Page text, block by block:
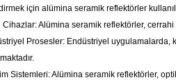
için alümina seramik reflektörler
Cihazlar: Alümina seramik reflektörler,
Prosesler: Endüstriyel uygulamalarda,
Sistemleri: Alümina seramik reflektörler,